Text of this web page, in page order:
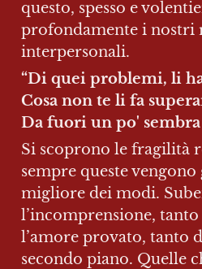
questo, spesso e
profondamente i nostri
interpersonali.
“Di quei problemi, li
Cosa non te li fa
Da fuori un po'
Si scoprono le fragilità
sempre queste vengono
migliore dei modi.
l’incomprensione,
l’amore provato, tanto
secondo piano. Quelle